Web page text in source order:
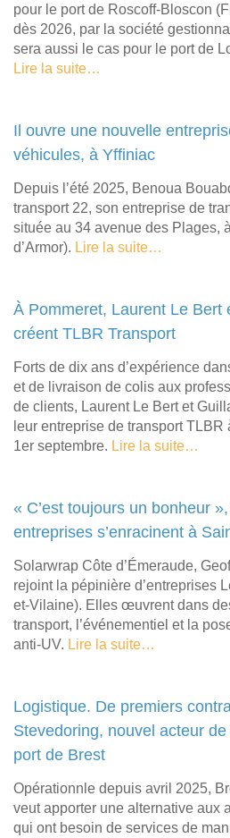
pour le port de Roscoff-Bloscon
dès 2026, par la société
sera aussi le cas pour le port de
Lire la suite…
Il ouvre une nouvelle
véhicules, à Yffiniac
Depuis l’été 2025, Benoua
transport 22, son entreprise de
située au 34 avenue des Plages,
d’Armor). Lire la suite…
À Pommeret, Laurent Le Bert
créent TLBR Transport
Forts de dix ans d’expérience
et de livraison de colis aux
de clients, Laurent Le Bert et
leur entreprise de transport
1er septembre. Lire la suite…
« C’est toujours un bonheur
entreprises s’enracinent à
Solarwrap Côte d’Émeraude,
rejoint la pépinière d’entreprises
et-Vilaine). Elles œuvrent dans
transport, l’événementiel et la
anti-UV. Lire la suite…
Logistique. De premiers
Stevedoring, nouvel acteur
port de Brest
Opérationnle depuis avril 2025,
veut apporter une alternative aux
qui ont besoin de services de